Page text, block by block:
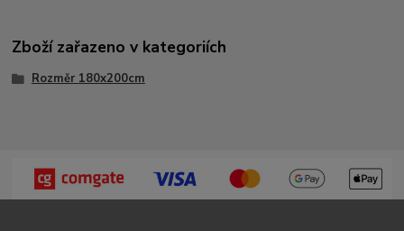
Zboží zařazeno v kategoriích
Rozměr 180x200cm